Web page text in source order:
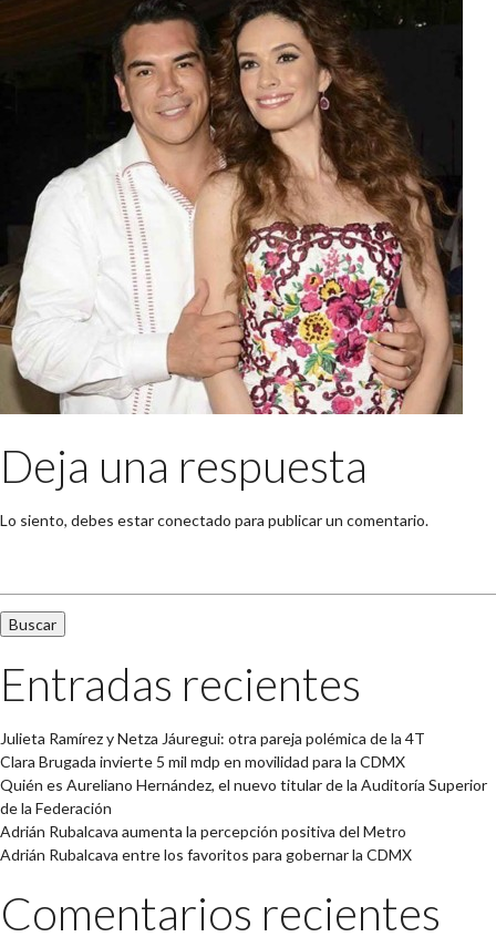
Deja una respuesta
Lo siento, debes estarconectado para publicar un comentario.
Entradas recientes
Julieta Ramírez y Netza Jáuregui: otra pareja polémica de la 4T
Clara Brugada invierte 5 mil mdp en movilidad para la CDMX
Quién es Aureliano Hernández, el nuevo titular de la Auditoría Superior
de la Federación
Adrián Rubalcava aumenta la percepción positiva del Metro
Adrián Rubalcava entre los favoritos para gobernar la CDMX
Comentarios recientes